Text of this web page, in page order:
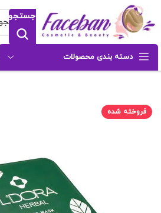
جستجو
دسته بندی محصولات
فروخته شده